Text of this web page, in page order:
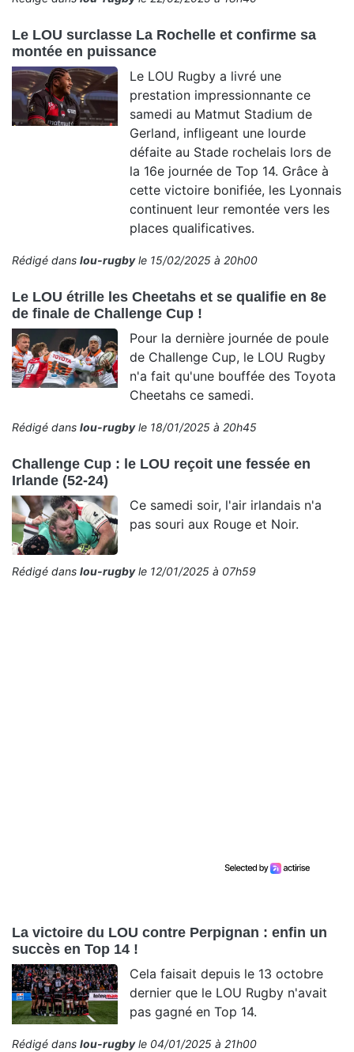
Le LOU surclasse La Rochelle et confirme sa
montée en puissance
Le LOU Rugby a livré une
prestation impressionnante ce
samedi au Matmut Stadium de
Gerland, infligeant une lourde
défaite au Stade rochelais lors de
la 16e journée de Top 14. Grâce à
cette victoire bonifiée, les Lyonnais
continuent leur remontée vers les
places qualificatives.
Rédigé dans lou-rugbyle 15/02/2025 à 20h00
Le LOU étrille les Cheetahs et se qualifie en 8e
de finale de Challenge Cup !
Pour la dernière journée de poule
de Challenge Cup, le LOU Rugby
n'a fait qu'une bouffée des Toyota
Cheetahs ce samedi.
Rédigé dans lou-rugbyle 18/01/2025 à 20h45
Challenge Cup : le LOU reçoit une fessée en
Irlande (52-24)
Ce samedi soir, l'air irlandais n'a
pas souri aux Rouge et Noir.
Rédigé dans lou-rugbyle 12/01/2025 à 07h59
La victoire du LOU contre Perpignan : enfin un
succès en Top 14 !
Cela faisait depuis le 13 octobre
dernier que le LOU Rugby n'avait
pas gagné en Top 14.
Rédigé dans lou-rugbyle 04/01/2025 à 21h00